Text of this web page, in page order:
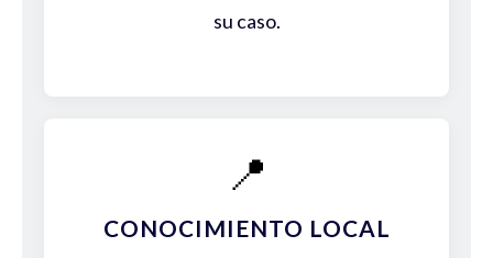
su caso.
📍
CONOCIMIENTO LOCAL